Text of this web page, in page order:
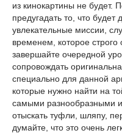
из кинокартины не будет.
предугадать то, что
увлекательные миссии,
временем, которое
завершайте очередной
сопровождать
специально для данной
которые нужно найти на
самыми разнообразными
отыскать туфли, шляпу,
думайте, что это очень